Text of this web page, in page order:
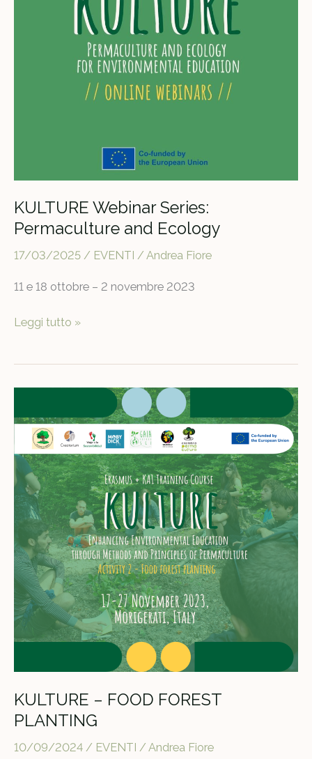
KULTURE Webinar Series:
Permaculture and Ecology
17/03/2025 / EVENTI / Andrea Fiore
11 e 18 ottobre – 2 novembre 2023
KULTURE
Ecology
Leggi tutto »
KULTURE – FOOD FOREST
PLANTING
10/09/2024 / EVENTI / Andrea Fiore